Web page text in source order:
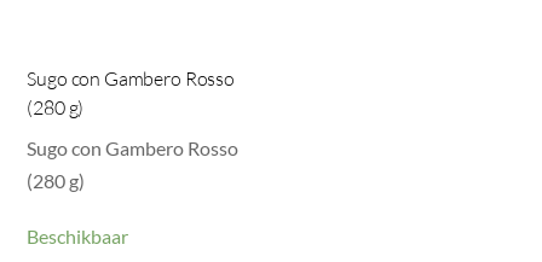
Sugo con Gambero Rosso
(280 g)
Sugo con Gambero Rosso
(280 g)
Beschikbaar